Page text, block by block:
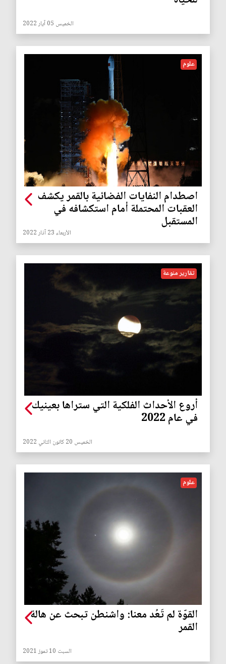
الخميس 05 آيار 2022
علوم
اصطدام النفايات الفضائية بالقمر يكشف
العقبات المحتملة أمام استكشافه في
المستقبل
الأربعاء 23 آذار 2022
تقارير منوعة
أروع الأحداث الفلكية التي ستراها بعينيك
في عام 2022
الخميس 20 كانون الثاني 2022
علوم
القوّة لم تَعُد معنا: واشنطن تبحث عن هالة
القمر
السبت 10 تموز 2021